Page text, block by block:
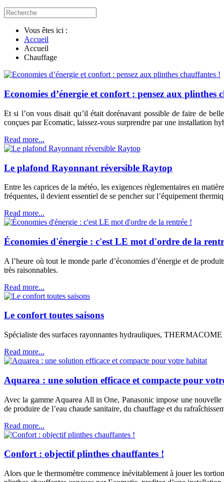
Vous êtes ici :
Accueil
Accueil
Chauffage
Economies d’énergie et confort : pensez aux plinthes
Et si l’on vous disait qu’il était dorénavant possible de faire de
conçues par Ecomatic, laissez-vous surprendre par une installation
Read more...
Le plafond Rayonnant réversible Raytop
Entre les caprices de la météo, les exigences règlementaires en
fréquentes, il devient essentiel de se pencher sur l’équipement
Read more...
Économies d'énergie : c'est LE mot d'ordre de la
A l’heure où tout le monde parle d’économies d’énergie et de
très raisonnables.
Read more...
Le confort toutes saisons
Spécialiste des surfaces rayonnantes hydrauliques,
Read more...
Aquarea : une solution efficace et compacte pour
Avec la gamme Aquarea All in One, Panasonic impose une
de produire de l’eau chaude sanitaire, du chauffage et du
Read more...
Confort : objectif plinthes chauffantes !
Alors que le thermomètre commence inévitablement à jouer les